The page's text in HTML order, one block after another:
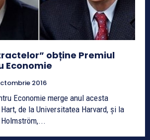
obține Premiul
Economie
2016
Economie merge anul acesta
de la Universitatea Harvard, şi la